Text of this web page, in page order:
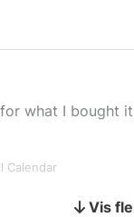
what I bought
Calendar
Vis